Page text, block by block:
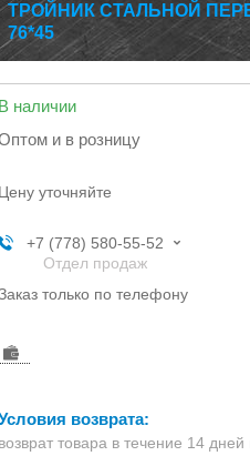
ТРОЙНИК СТАЛЬНОЙ
76*45
В наличии
и в розницу
Цену уточняйте
+7 (778) 580-55-52
Отдел продаж
только по телефону
возврат товара в течение 14 дней